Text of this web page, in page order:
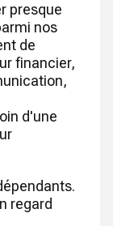
presque
nos
de
financier,
d'une
regard